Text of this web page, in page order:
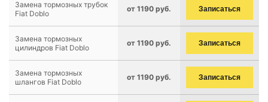
Замена тормозных трубок
Fiat Doblo
от 1190 руб. Записаться
Замена тормозных
цилиндров Fiat Doblo
от 1190 руб. Записаться
Замена тормозных
шлангов Fiat Doblo
от 1190 руб. Записаться